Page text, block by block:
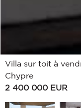
Villa sur toit à
Chypre
2 400 000 EUR